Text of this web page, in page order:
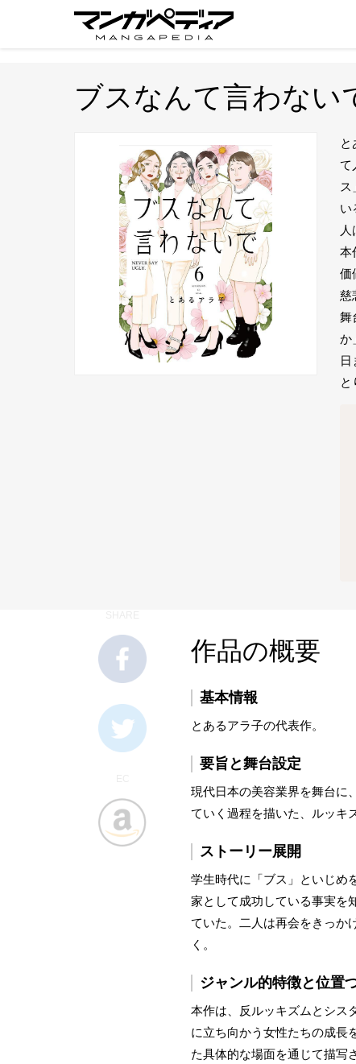
ブスなんて言わない
と
て
ス
い
本
価
慈
舞
か
日
と
作品の概要
基本情報
とあるアラ子の代表作。
要旨と舞台設定
現代日本の美容業界を舞台に
ていく過程を描いた、ルッキ
ストーリー展開
学生時代に「ブス」といじめ
家として成功している事実を
ていた。二人は再会をきっか
く。
ジャンル的特徴と位置
本作は、反ルッキズムとシス
に立ち向かう女性たちの成長
た具体的な場面を通じて描写